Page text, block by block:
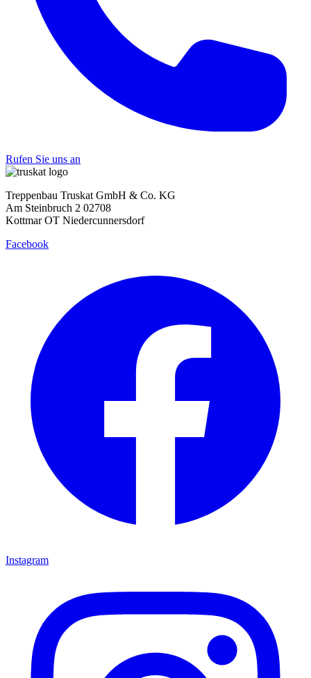
Rufen Sie uns an
Treppenbau Truskat GmbH & Co. KG
Am Steinbruch 2 02708
Kottmar OT Niedercunnersdorf
Facebook
Instagram